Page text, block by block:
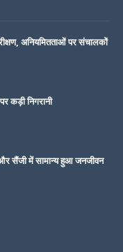
अनियमितताओं पर संचालकों
कड़ी निगरानी
सैंजी में सामान्य हुआ जनजीवन